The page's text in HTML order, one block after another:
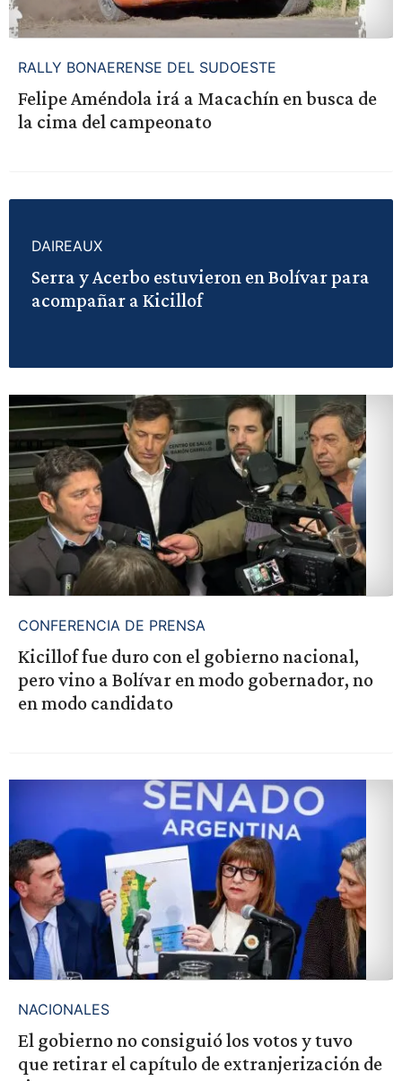
RALLY BONAERENSE DEL SUDOESTE
Felipe Améndola irá a Macachín en busca de
la cima del campeonato
DAIREAUX
Serra y Acerbo estuvieron en Bolívar para
acompañar a Kicillof
CONFERENCIA DE PRENSA
Kicillof fue duro con el gobierno nacional,
pero vino a Bolívar en modo gobernador, no
en modo candidato
NACIONALES
El gobierno no consiguió los votos y tuvo
que retirar el capítulo de extranjerización de